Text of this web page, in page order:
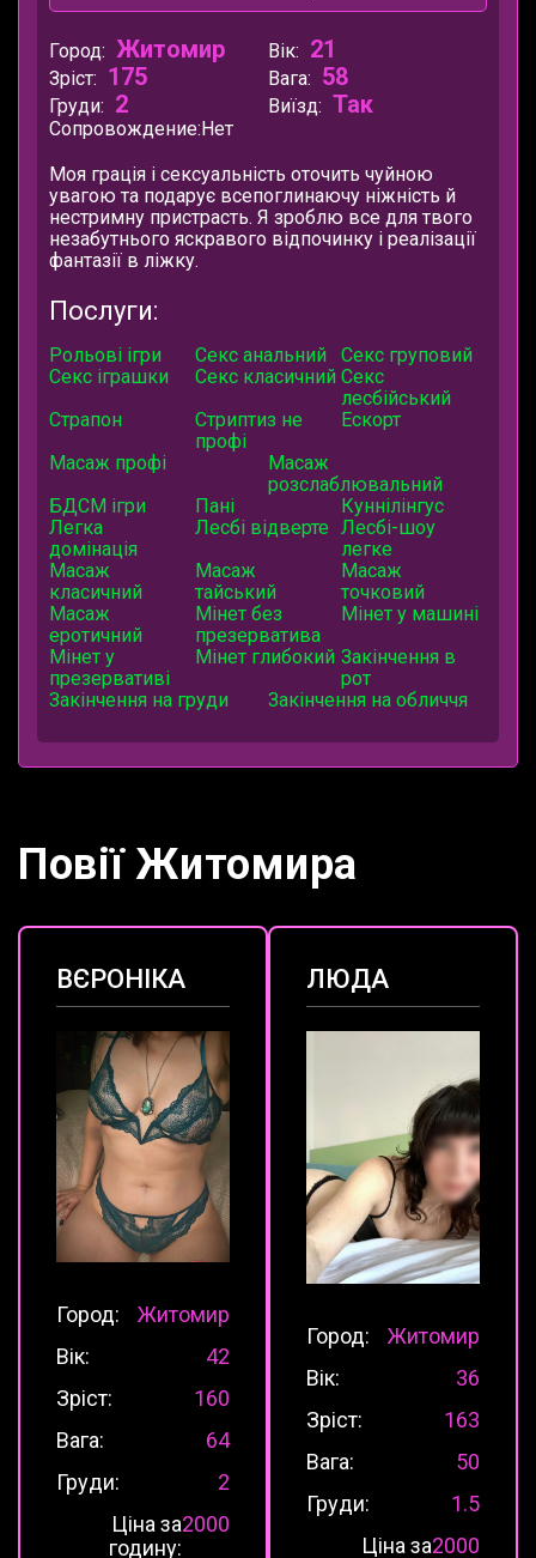
Город: Житомир Вік: 21
Зріст: 175 Вага: 58
Груди: 2 Виїзд: Так
Сопровождение:Нет
Моя грація і сексуальність оточить чуйною
увагою та подарує всепоглинаючу ніжність й
нестримну пристрасть. Я зроблю все для твого
незабутнього яскравого відпочинку і реалізації
фантазії в ліжку.
Послуги:
Рольові ігри Секс анальний
Секс груповий
Секс іграшки
Секс класичний Секс
лесбійський
Страпон
Стриптиз не
профі
Ескорт
Масаж профі
Масаж
розслаблювальний
БДСМ ігри
Пані
Куннілінгус
Легка
домінація
Лесбі відверте Лесбі-шоу
легке
Масаж
класичний
Масаж
тайський
Масаж
точковий
Масаж
еротичний
Мінет без
презерватива
Мінет у машині
Мінет у
презервативі
Мінет глибокий Закінчення в
рот
Закінчення на груди
Закінчення на обличчя
Повії Житомира
ВЄРОНІКА
Город:
Житомир
Вік:
42
Зріст:
160
Вага:
64
Груди:
2
Ціна за
годину:
2000
ЛЮДА
Город:
Житомир
Вік:
36
Зріст:
163
Вага:
50
Груди:
1.5
Ціна за2000